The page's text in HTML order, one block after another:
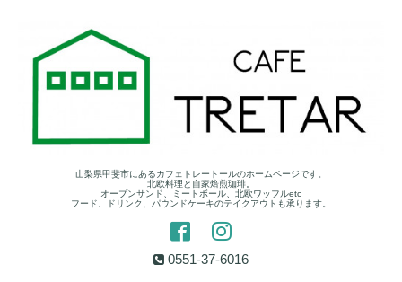
山梨県甲斐市にあるカフェトレートールのホームページです。
北欧料理と自家焙煎珈琲。
オープンサンド、ミートボール、北欧ワッフルetc
フード、ドリンク、パウンドケーキのテイクアウトも承ります。
0551-37-6016